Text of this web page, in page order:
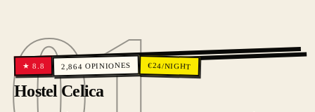
01
★8.8 2,864 OPINIONES €24/NIGHT
Hostel Celica